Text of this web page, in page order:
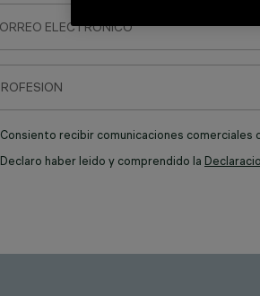
Consiento recibir comunicaciones comerciales
Declaro haber leido y comprendido la